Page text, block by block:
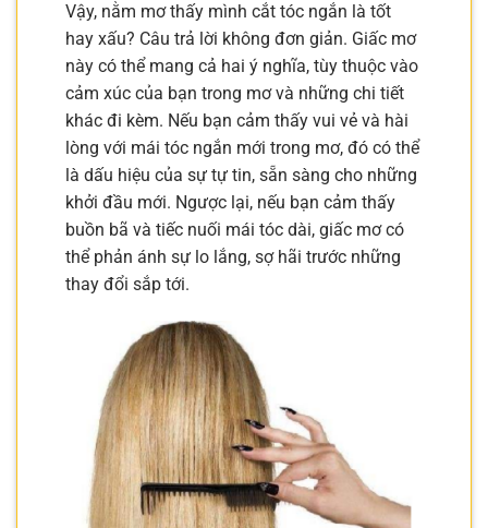
Vậy, nằm mơ thấy mình cắt tóc ngắn là tốt
hay xấu? Câu trả lời không đơn giản. Giấc mơ
này có thể mang cả hai ý nghĩa, tùy thuộc vào
cảm xúc của bạn trong mơ và những chi tiết
khác đi kèm. Nếu bạn cảm thấy vui vẻ và hài
lòng với mái tóc ngắn mới trong mơ, đó có thể
là dấu hiệu của sự tự tin, sẵn sàng cho những
khởi đầu mới. Ngược lại, nếu bạn cảm thấy
buồn bã và tiếc nuối mái tóc dài, giấc mơ có
thể phản ánh sự lo lắng, sợ hãi trước những
thay đổi sắp tới.